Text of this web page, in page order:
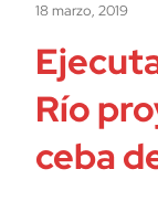
18 marzo, 2019
Río
ceba